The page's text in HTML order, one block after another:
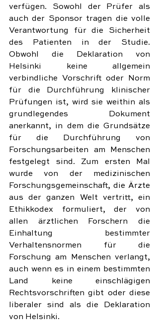
verfügen. Sowohl der Prüfer als
auch der Sponsor tragen die volle
Verantwortung für die Sicherheit
des Patienten in der Studie.
Obwohl die Deklaration von
Helsinki keine allgemein
verbindliche Vorschrift oder Norm
für die Durchführung klinischer
Prüfungen ist, wird sie weithin als
grundlegendes Dokument
anerkannt, in dem die Grundsätze
für die Durchführung von
Forschungsarbeiten am Menschen
festgelegt sind. Zum ersten Mal
wurde von der medizinischen
Forschungsgemeinschaft, die Ärzte
aus der ganzen Welt vertritt, ein
Ethikkodex formuliert, der von
allen ärztlichen Forschern die
Einhaltung bestimmter
Verhaltensnormen für die
Forschung am Menschen verlangt,
auch wenn es in einem bestimmten
Land keine einschlägigen
Rechtsvorschriften gibt oder diese
liberaler sind als die Deklaration
von Helsinki.